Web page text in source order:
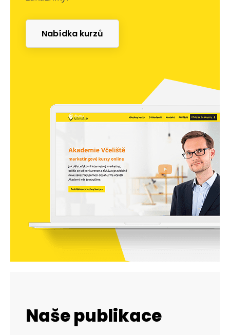
Nabídka kurzů
Naše publikace